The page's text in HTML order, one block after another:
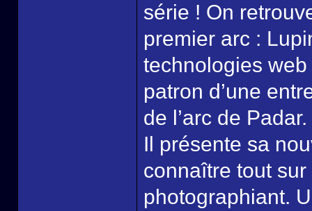
série ! On
premier arc :
technologies
patron d’une
de l’arc de Padar.
Il présente sa
connaître tout
photographiant.